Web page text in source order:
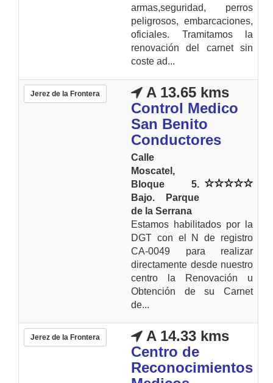
armas,seguridad, perros
peligrosos, embarcaciones,
oficiales. Tramitamos la
renovación del carnet sin
coste ad...
Jerez de la Frontera
A 13.65 kms
Control Medico
San Benito
Conductores
Calle
Moscatel,
Bloque 5.
Bajo. Parque
de la Serrana
Estamos habilitados por la
DGT con el N de registro
CA-0049 para realizar
directamente desde nuestro
centro la Renovación u
Obtención de su Carnet
de...
Jerez de la Frontera
A 14.33 kms
Centro de
Reconocimientos